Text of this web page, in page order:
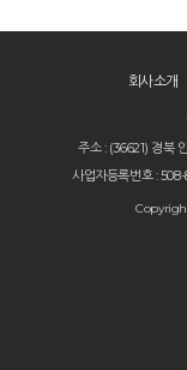
회사소개
주소 : (36621) 경북
사업자등록번호 :